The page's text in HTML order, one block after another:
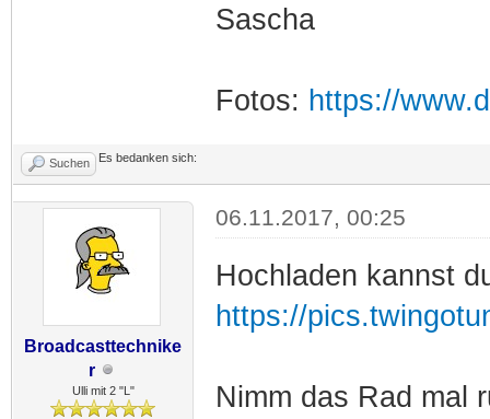
Sascha
Fotos: https://
Suchen Es bedanken sich:
Broadcasttechnike
r
Ulli mit 2 "L"
06.11.2017, 00:25
Hochladen kannst
https://
Nimm das Rad mal